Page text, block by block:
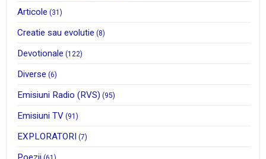
Articole (31)
Creatie sau evolutie (8)
Devotionale (122)
Diverse (6)
Emisiuni Radio (RVS) (95)
Emisiuni TV (91)
EXPLORATORI (7)